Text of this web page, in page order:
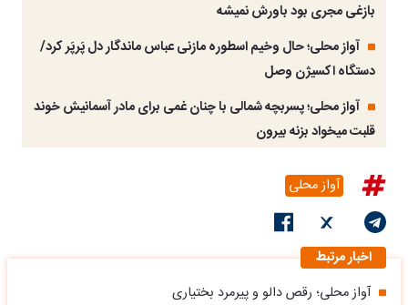
بازغی مجری بود باورش نمیشه
آواز محلی؛ حال وخیم اسطوره مازنی عباس ماندگار دل پَرپَر کرد/
دستگاه اکسیژن وصل
آواز محلی؛ پسربچه شمالی با چنان غمی برای مادر آسمانیش خوند
قلبت میخواد بزنه بیرون
آواز محلی
اخبار مرتبط
آواز محلی؛ رقص دالو و پیرمرد بختیاری